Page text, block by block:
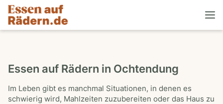
Essen auf Rädern in Ochtendung
Im Leben gibt es manchmal Situationen, in denen es
schwierig wird, Mahlzeiten zuzubereiten oder das Haus zu